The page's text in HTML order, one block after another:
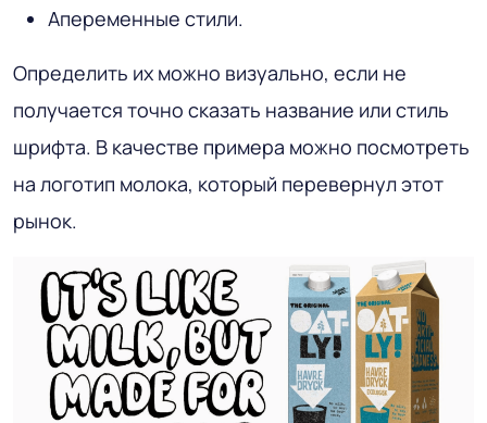
Апеременные стили.
Определить их можно визуально, если не
получается точно сказать название или стиль
шрифта. В качестве примера можно посмотреть
на логотип молока, который перевернул этот
рынок.